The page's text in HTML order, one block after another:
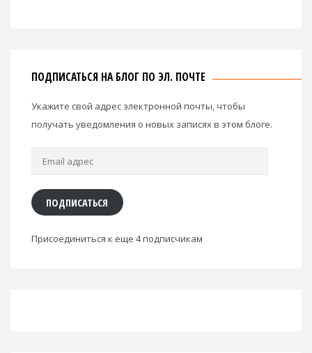
ПОДПИСАТЬСЯ НА БЛОГ ПО ЭЛ. ПОЧТЕ
Укажите свой адрес электронной почты, чтобы
получать уведомления о новых записях в этом блоге.
Email
ПОДПИСАТЬСЯ
Присоединиться к еще 4 подписчикам